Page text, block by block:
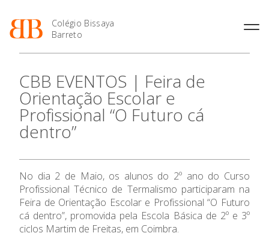
Colégio Bissaya
Barreto
Projeto Educativo
Organização
Colaboradores Docentes
Colaboradores Não
Ofertas de emprego
Regulamentos
Jornal “O Coreto”
Privacidade
Oferta Formativa
Enriquecimento Curricular
Oferta Curricular
Atividades Extracurriculares
Serviços
Letiva
Academia de LínguasEnsino Profissional
Profissionais
Matrículas
Horários e Manuais
Curso de Técnico de
Curso de Técnico/a de Apoio
à Família e à Comunidade
Ofertas de Emprego
Ano Letivo
2027
Calendários
Portal do Professor
Portal do Aluno/Encarregado
SIGE
Secretariado de Exames
CBB EVENTOS | Feira de
Orientação Escolar e
Profissional “O Futuro cá
dentro”
No dia 2 de Maio, os alunos do 2º ano do Curso
Profissional Técnico de Termalismo participaram na
Feira de Orientação Escolar e Profissional “O Futuro
cá dentro”, promovida pela Escola Básica de 2º e 3º
ciclos Martim de Freitas, em Coimbra.